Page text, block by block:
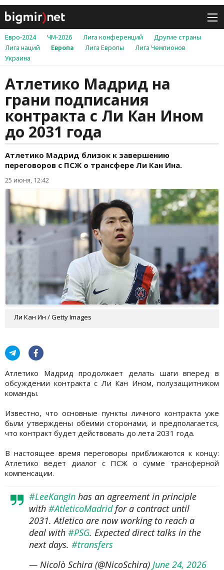
Евро-2024 ЧМ-2026 Лига конференций
Другие страны
Лига наций
Европа Лига Европы
Лига Чемпионов
Украина
Атлетико Мадрид на
грани подписания
контракта с Ли Кан Ином
до 2031 года
Атлетико Мадрид близок к завершению
переговоров с ПСЖ о трансфере Ли Кан Ина.
25 июня, 12:42
Ли Кан Ин / Getty Images
Атлетико Мадрид продолжает делать шаги вперед в
обсуждении контракта с Ли Кан Ином, полузащитником
команды.
Известно, что основные пункты личного контракта уже
были утверждены обеими сторонами, и предполагается,
что контракт будет действовать до лета 2031 года.
В настоящее время переговоры приближаются к концу:
Атлетико ведет диалог с ПСЖ о сумме трансферной
компенсации.
#LeeKangIn has an agreement in principle
with #AtleticoMadridfor a contract until
2031. Atletico are now working to reach a
deal with #PSG. Expected direct talks in the
next days. #transfers
— Nicolò Schira (@NicoSchira) June 24, 2026